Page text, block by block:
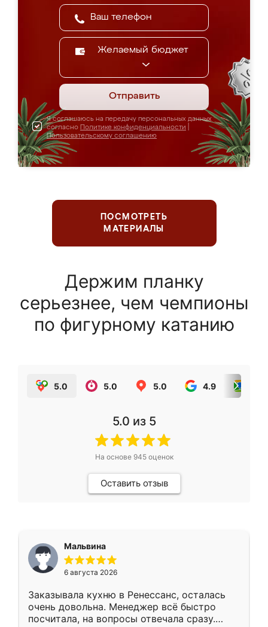
Желаемый бюджет
Отправить
Я соглашаюсь на передачу персональных данных
согласно Политике конфиденциальности
Пользовательскому соглашению
ПОСМОТРЕТЬ
МАТЕРИАЛЫ
Держим планку
серьезнее, чем чемпионы
по фигурному катанию
5.0 5.0 5.0 4.9
5.0 из 5
На основе 945оценок
Оставить отзыв
Мальвина
6 августа 2026
Заказывала кухню в Ренессанс, осталась
очень довольна. Менеджер всё быстро
посчитала, на вопросы отвечала сразу.